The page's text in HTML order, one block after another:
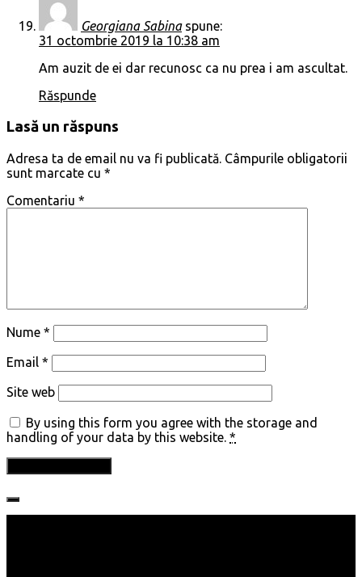
Georgiana Sabina spune:
31 octombrie 2019 la 10:38 am
Am auzit de ei dar recunosc ca nu prea i am ascultat.
Răspunde
Lasă un răspuns
Adresa ta de email nu va fi publicată. Câmpurile obligatorii
sunt marcate cu *
Comentariu *
Nume *
Email *
Site web
By using this form you agree with the storage and
handling of your data by this website. *